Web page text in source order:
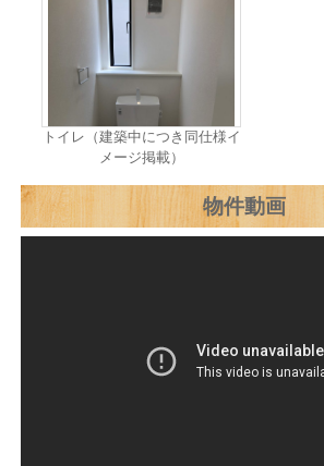
トイレ（建築中につき同仕様イ
メージ掲載）
物件動画